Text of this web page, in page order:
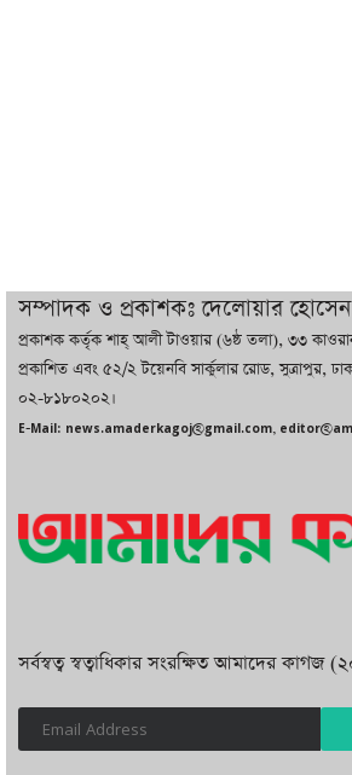
বাজারে কাঁচা মরিচে
আগে দেখিনি’
সম্পাদক ও প্রকাশকঃ দেলোয়ার
প্রকাশক কর্তৃক শাহ্ আলী টাওয়ার (৬ষ্ঠ তলা), ৩৩
প্রকাশিত এবং ৫২/২ টয়েনবি সার্কুলার রোড, সুত্রাপুর,
০২-৮১৮০২০২।
E-Mail: news.amaderkagoj@gmail.com,
সর্বস্বত্ব স্বত্বাধিকার সংরক্ষিত আমাদের কাগজ